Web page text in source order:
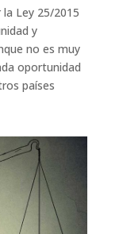
Ley 25/2015
y
no es muy
oportunidad
países